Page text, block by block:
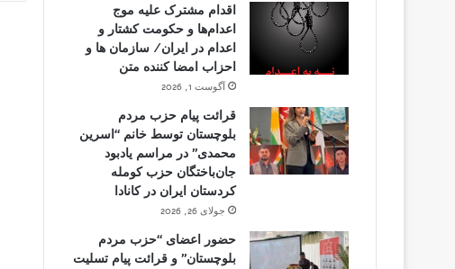
اقدام مشترک علیه موج
اعدام‌ها و حکومت کشتار و
اعدام در ایران/ سازمان ها و
احزاب امضا کننده متن
آگوست 1, 2026
قرائت پیام حزب مردم
بلوچستان توسط خانم “اسرین
محمدی” در مراسم یادبود
جان‌باختگان حزب کومله
کردستان ایران در کانادا
جولای 26, 2026
حضور اعضای “حزب مردم
بلوچستان” و قرائت پیام تسلیت